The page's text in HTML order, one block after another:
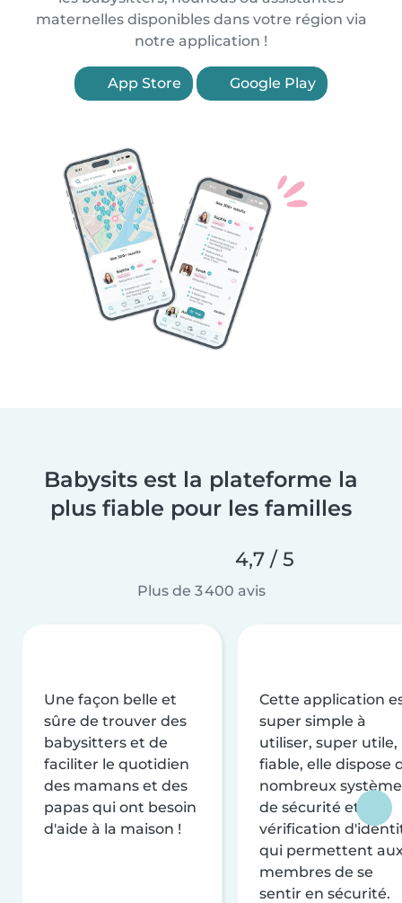
maternelles disponibles dans votre région via
notre application !
App Store Google Play
Babysits est la plateforme la
plus fiable pour les familles
4,7 / 5
Plus de 3 400 avis
Une façon belle et
sûre de trouver des
babysitters et de
faciliter le quotidien
des mamans et des
papas qui ont besoin
d'aide à la maison !
Cette application
super simple à
utiliser, super utile,
fiable, elle dispose
nombreux
de sécurité et de
vérification
qui permettent
membres de se
sentir en sécurité.